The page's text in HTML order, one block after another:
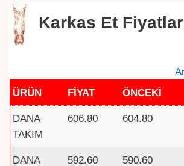
Karkas Et
ÜRÜN
FİYAT ÖNCEKİ
DANA
TAKIM
606.80 604.80
DANA
592.60 590.60